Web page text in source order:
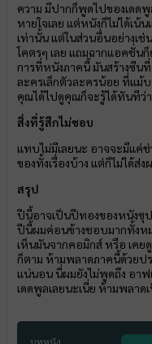
ความ มีปากก็พูดไปของเดด
หายใจเลย แต่หนังก็ไม่ได้เน้
เท่านั้น แต่ในส่วนอื่นอย่างเ
โคตรๆ เลย แถมฉากแอคชั่
การที่หนังภาคนี้ มันสร้างซีน
ละครเล็กตัวละครน้อย ที่แม้
คุณได้ไปดูคุณก็จะรู้ได้ทันทีว่
สิ่งที่รู้สึกไม่ชอบ
แทบไม่มีเลยนะ อาจจะมีแค่
ของทั้งเรื่องบ้าง แต่ก็ไม่ได้ส่
สรุป
ปีนี้อาจเป็นปีทองของหนังซุป
ปีนี้ผมค่อนข้างชอบมากทั้งห
เห็นมันจากคอมิกส์ หรือ เคย
ก็ตาม ห้ามพลาดภาคนี้ด้วยป
แน่นอน นี่ผมยังไม่พูดถึง อา
เดดพูลเลยนะเนี่ย ห้ามพลา